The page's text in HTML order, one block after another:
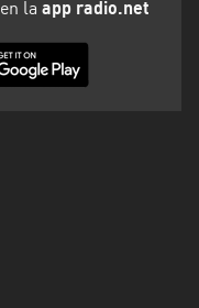
la app radio.net